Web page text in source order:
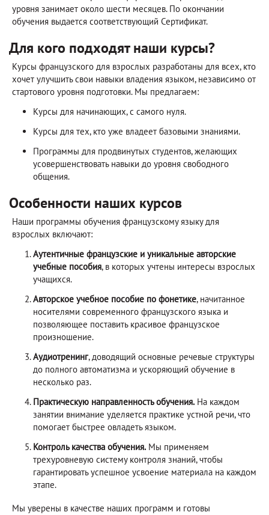
уровня занимает около шести месяцев. По окончании
обучения выдается соответствующий Сертификат.
Для кого подходят наши курсы?
Курсы французского для взрослых разработаны для всех, кто
хочет улучшить свои навыки владения языком, независимо от
стартового уровня подготовки. Мы предлагаем:
Курсы для начинающих, с самого нуля.
Курсы для тех, кто уже владеет базовыми знаниями.
Программы для продвинутых студентов, желающих
усовершенствовать навыки до уровня свободного
общения.
Особенности наших курсов
Наши программы обучения французскому языку для
взрослых включают:
Аутентичные французские и уникальные авторские
учебные пособия, в которых учтены интересы взрослых
учащихся.
Авторское учебное пособие по фонетике, начитанное
носителями современного французского языка и
позволяющее поставить красивое французское
произношение.
Аудиотренинг, доводящий основные речевые структуры
до полного автоматизма и ускоряющий обучение в
несколько раз.
Практическую направленность обучения. На каждом
занятии внимание уделяется практике устной речи, что
помогает быстрее овладеть языком.
Контроль качества обучения. Мы применяем
трехуровневую систему контроля знаний, чтобы
гарантировать успешное усвоение материала на каждом
этапе.
Мы уверены в качестве наших программ и готовы